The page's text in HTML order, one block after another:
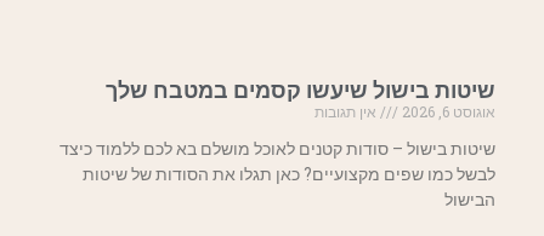
שיטות בישול שיעשו קסמים במטבח שלך
אוגוסט 6, 2026
אין תגובות
שיטות בישול – סודות קטנים לאוכל מושלם בא לכם ללמוד כיצד
לבשל כמו שפים מקצועיים? כאן תגלו את הסודות של שיטות
הבישול